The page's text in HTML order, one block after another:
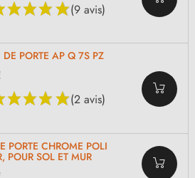
(9 avis)
DE PORTE AP Q 7S PZ
(2 avis)
PORTE CHROME POLI
POUR SOL ET MUR